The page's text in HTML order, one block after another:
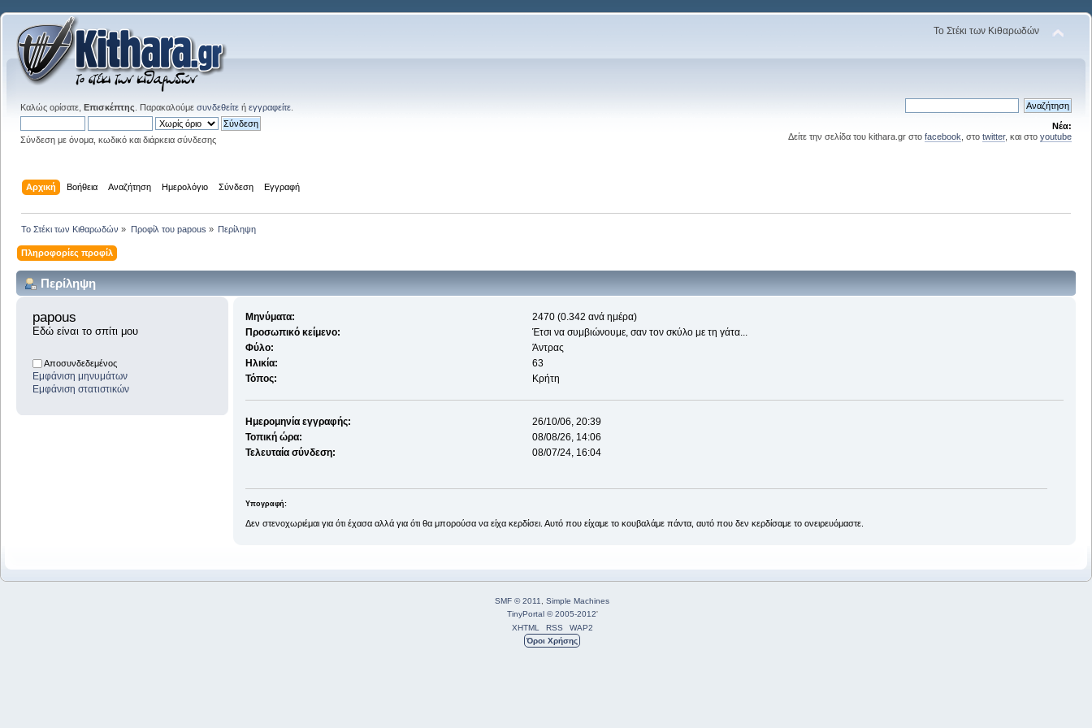
Το Στέκι των Κιθαρωδών
Καλώς ορίσατε, Επισκέπτης . Παρακαλούμε συνδεθείτε ή εγγραφείτε
Σύνδεση με όνομα, κωδικό και διάρκεια σύνδεσης
Νέα:
Δείτε την σελίδα του kithara.gr στο facebook , στο twitter, και στο youtube
Αρχική Βοήθεια Αναζήτηση Ημερολόγιο Σύνδεση Εγγραφή
Το Στέκι των Κιθαρωδών » Προφίλ του papous » Περίληψη
Πληροφορίες προφίλ
Περίληψη
papous
Εδώ είναι το σπίτι μου
Αποσυνδεδεμένος
Εμφάνιση μηνυμάτων
Εμφάνιση στατιστικών
Μηνύματα:
2470 (0.342 ανά ημέρα)
Προσωπικό κείμενο:
Έτσι να συμβιώνουμε, σαν τον σκύλο με τη γάτα...
Φύλο:
Άντρας
Ηλικία:
63
Τόπος:
Κρήτη
Ημερομηνία εγγραφής:
26/10/06, 20:39
Τοπική ώρα:
08/08/26, 14:06
Τελευταία σύνδεση:
08/07/24, 16:04
Υπογραφή:
Δεν στενοχωριέμαι για ότι έχασα αλλά για ότι θα μπορούσα να είχα κερδίσει. Αυτό που είχαμε το κουβαλάμε πάντα, αυτό που δεν κερδίσαμε το ονειρευόμαστε.
SMF © 2011
Simple Machines
TinyPortal © 2005-2012'
XHTML
RSS
WAP2
Όροι Χρήσης